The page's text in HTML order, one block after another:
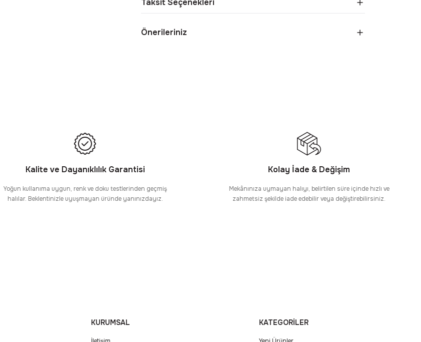
Önerileriniz
Kalite ve Dayanıklılık Garantisi
Yoğun kullanıma uygun, renk ve doku testlerinden geçmiş
halılar. Beklentinizle uyuşmayan üründe yanınızdayız.
Kolay İade & Değişim
Mekânınıza uymayan halıyı, belirtilen süre içinde hızlı ve
zahmetsiz şekilde iade edebilir veya değiştirebilirsiniz.
KURUMSAL KATEGORİLER